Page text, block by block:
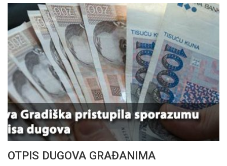
OTPIS DUGOVA GRAĐANIMA